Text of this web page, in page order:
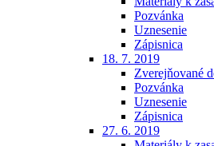
Pozvánka
Uznesenie
Zápisnica
18. 7. 2019
Zverejňované
Pozvánka
Uznesenie
Zápisnica
27. 6. 2019